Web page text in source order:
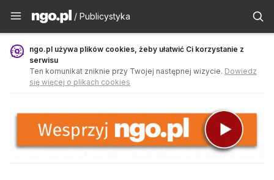
Publicystyka - ngo.pl
/ Publicystyka
ngo.pl używa plików cookies, żeby ułatwić Ci korzystanie z
serwisu
Ten komunikat zniknie przy Twojej następnej wizycie. Dowiedz
się więcej o plikach cookies